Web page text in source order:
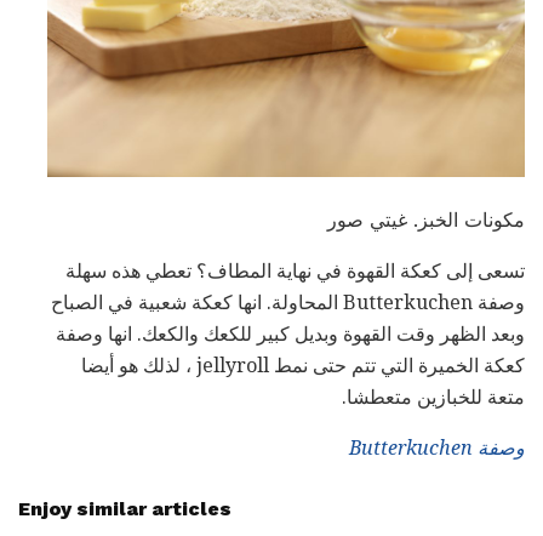
مكونات الخبز. غيتي صور
تسعى إلى كعكة القهوة في نهاية المطاف؟ تعطي هذه سهلة
وصفة Butterkuchen المحاولة. انها كعكة شعبية في الصباح
وبعد الظهر وقت القهوة وبديل كبير للكعك والكعك. انها وصفة
كعكة الخميرة التي تتم حتى نمط jellyroll ، لذلك هو أيضا
متعة للخبازين متعطشا.
وصفة Butterkuchen
Enjoy similar articles